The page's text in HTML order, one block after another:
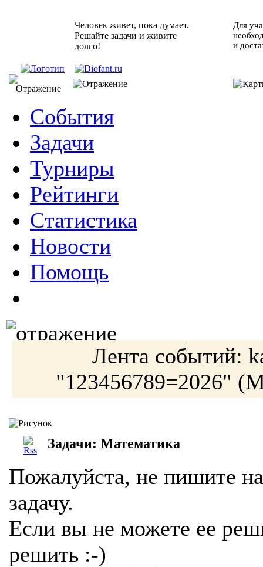
Человек живет, пока думает.
Решайте задачи и живите
долго!
Для
и
События
Задачи
Турниры
Рейтинги
Статистика
Новости
Помощь
Лента событий:
"123456789=2026"
Задачи: Математика
Пожалуйста, не пишите
задачу.
Если вы не можете ее
решить :-)